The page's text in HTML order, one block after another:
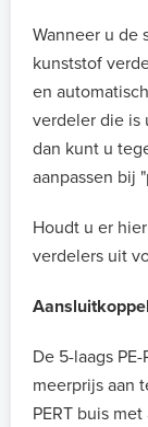
Wanneer u de
kunststof
en
verdeler die is
dan kunt u
aanpassen bij
Houdt u er
verdelers uit
De 5-laags
meerprijs aan
PERT buis